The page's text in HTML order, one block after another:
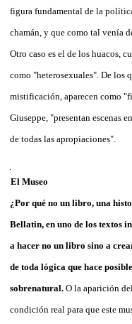
figura fundamental de la
chamán, y que como tal venía
Otro caso es el de los huacos,
como "heterosexuales". De los
mistificación, aparecen como
Giuseppe, "presentan escenas
de todas las apropiaciones".
El Museo
¿Por qué no un libro, una
Bellatin, en uno de los textos
a hacer no un libro sino a
de toda lógica que hace
sobrenatural. O la aparición
condición real para que este